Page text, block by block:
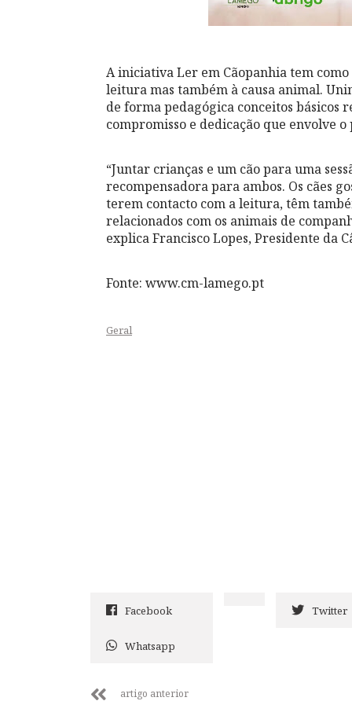
A iniciativa Ler em Cãopanhia tem
leitura mas também à causa animal.
de forma pedagógica conceitos básicos
compromisso e dedicação que envolve
“Juntar crianças e um cão para uma
recompensadora para ambos. Os cães
terem contacto com a leitura, têm
relacionados com os animais de
explica Francisco Lopes, Presidente da
Fonte: www.cm-lamego.pt
Geral
Facebook Twitter
Whatsapp
artigo anterior